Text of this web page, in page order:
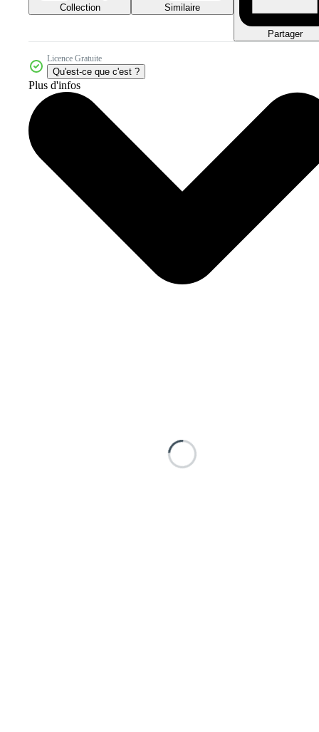
Collection Similaire
Partager
Licence Gratuite
Qu'est-ce que c'est ?
Plus d'infos